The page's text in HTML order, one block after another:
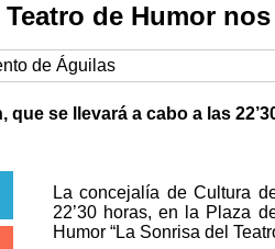
de Humor
de Águilas
que se llevará a cabo a las
La concejalía de Cultura
22’30 horas, en la Plaza
Humor “La Sonrisa del